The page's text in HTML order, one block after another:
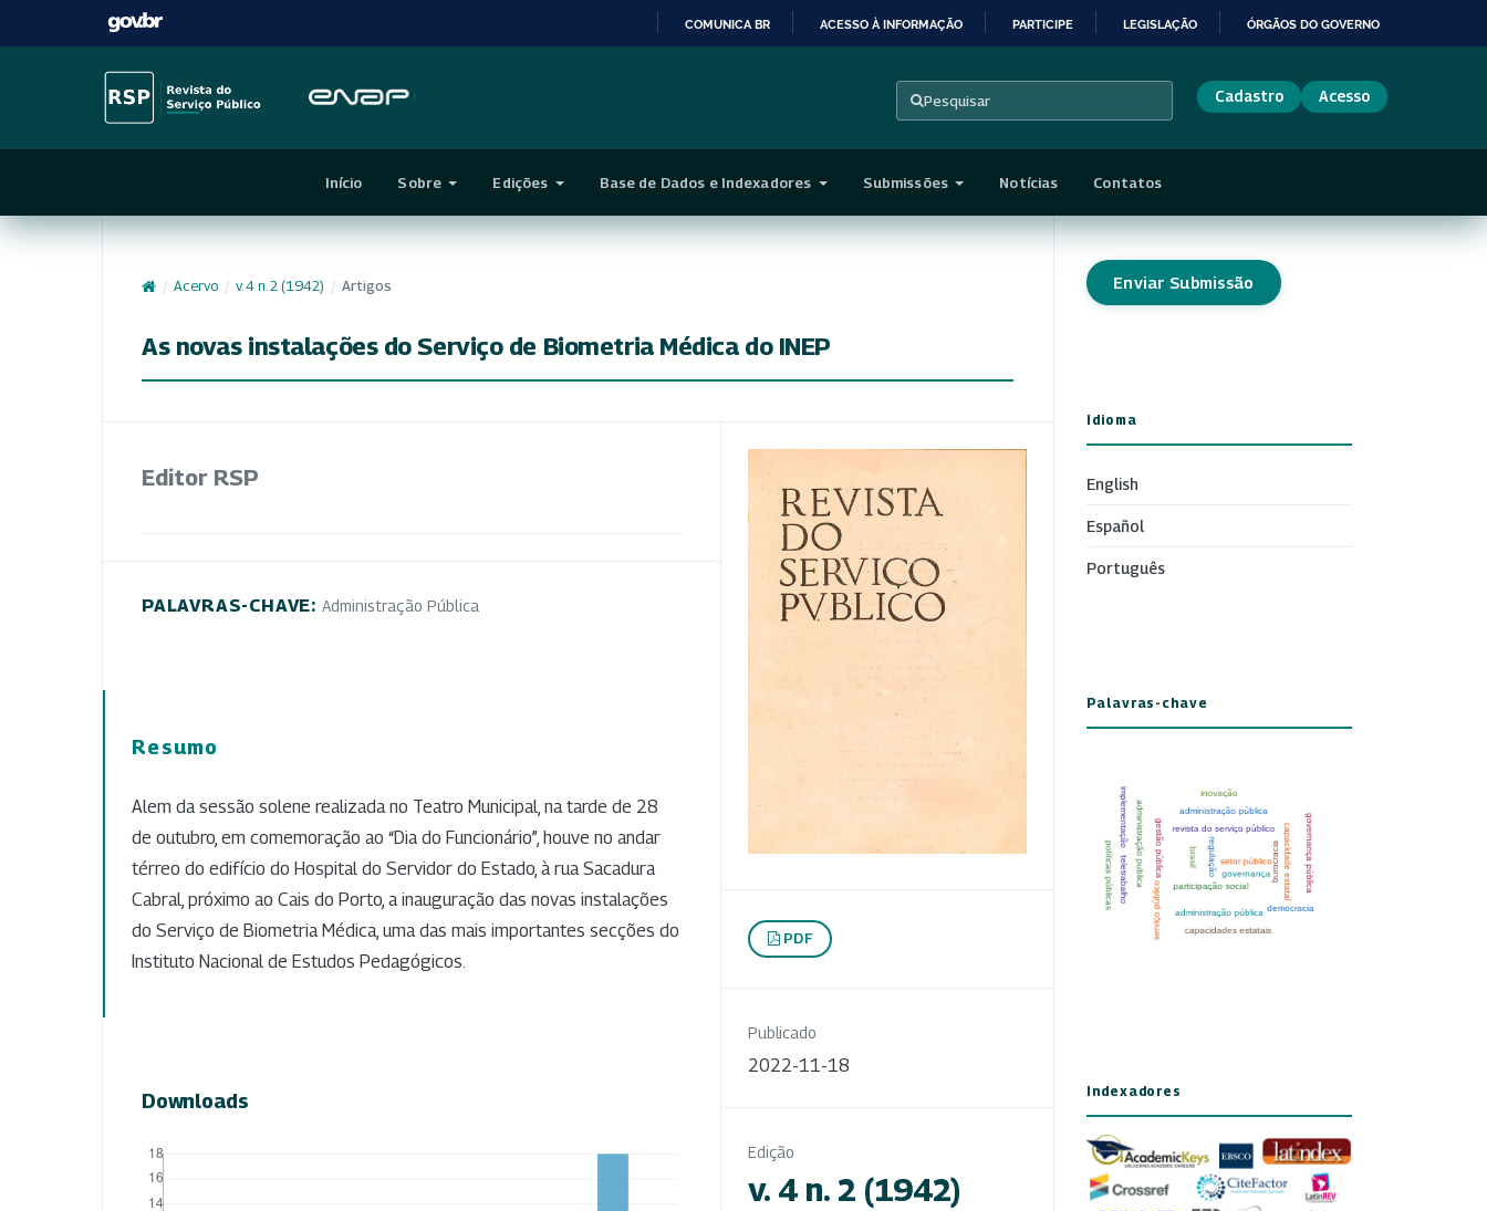
CONTEÚDO
COMUNICA BR ACESSO À INFORMAÇÃO PARTICIPE LEGISLAÇÃO ÓRGÃOS DO GOVERNO
Pesquisar Cadastro Acesso
Início Sobre Edições Base de Dados e Indexadores Submissões Notícias Contatos
/ Acervo / v. 4 n. 2 (1942) / Artigos
As novas instalações do Serviço de Biometria Médica do INEP
Editor RSP
PALAVRAS-CHAVE: Administração Pública
Resumo
Alem da sessão solene realizada no Teatro Municipal, na tarde de 28
de outubro, em comemoração ao “Dia do Funcionário”, houve no andar
térreo do edifício do Hospital do Servidor do Estado, à rua Sacadura
Cabral, próximo ao Cais do Porto, a inauguração das novas instalações
do Serviço de Biometria Médica, uma das mais importantes secções do
Instituto Nacional de Estudos Pedagógicos.
Downloads
PDF
Publicado
2022-11-18
Edição
v. 4 n. 2 (1942)
Enviar Submissão
Idioma
English
Español
Português
Palavras-chave
Indexadores